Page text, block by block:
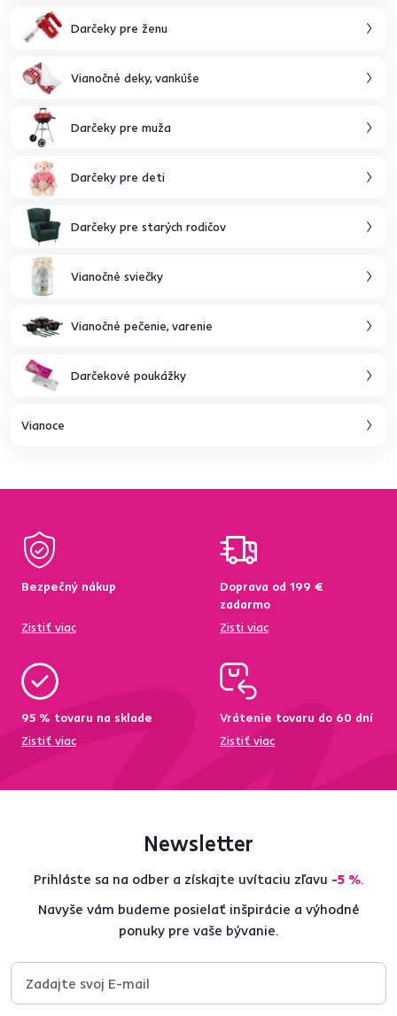
Darčeky pre ženu
Vianočné deky, vankúše
Darčeky pre muža
Darčeky pre deti
Darčeky pre starých rodičov
Vianočné sviečky
Vianočné pečenie, varenie
Darčekové poukážky
Vianoce
Bezpečný nákup
Zistiť viac
Doprava od 199 €
zadarmo
Zisti viac
95 % tovaru na sklade
Zistiť viac
Vrátenie tovaru do 60 dní
Zistiť viac
Newsletter
Prihláste sa na odber a získajte uvítaciu zľavu -5 %.
Navyše vám budeme posielať inšpirácie a výhodné
ponuky pre vaše bývanie.